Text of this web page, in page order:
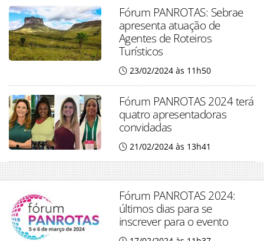
Fórum PANROTAS: Sebrae
apresenta atuação de
Agentes de Roteiros
Turísticos
23/02/2024 às 11h50
Fórum PANROTAS 2024 terá
quatro apresentadoras
convidadas
21/02/2024 às 13h41
Fórum PANROTAS 2024:
últimos dias para se
inscrever para o evento